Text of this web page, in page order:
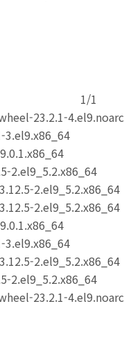
: 1/1
wheel-23.2.1-
2.5.1-
3.12.5-
3.12.5-
2.5.1-
3.12.5-
wheel-23.2.1-